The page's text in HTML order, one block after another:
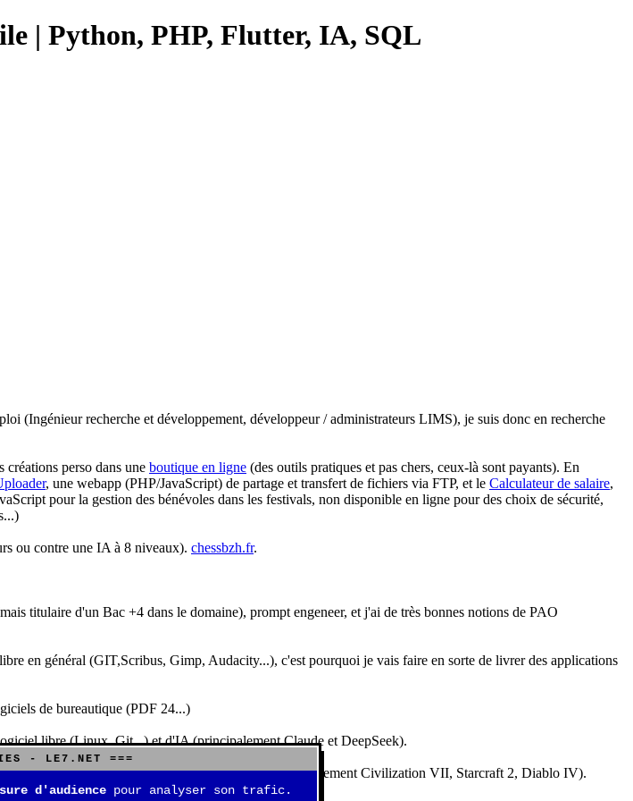
| Python, PHP, Flutter, IA, SQL
(Ingénieur recherche et développement, développeur / administrateurs LIMS), je suis donc en recherche
créations perso dans une boutique en ligne (des outils pratiques et pas chers, ceux-là sont payants). En
, une webapp (PHP/JavaScript) de partage et transfert de fichiers via FTP, et le Calculateur de salaire,
pour la gestion des bénévoles dans les festivals, non disponible en ligne pour des choix de sécurité,
ou contre une IA à 8 niveaux). chessbzh.fr.
titulaire d'un Bac +4 dans le domaine), prompt engeneer, et j'ai de très bonnes notions de PAO
en général (GIT,Scribus, Gimp, Audacity...), c'est pourquoi je vais faire en sorte de livrer des applications
de bureautique (PDF 24...)
libre (Linux, Git...) et d'IA (principalement Claude et DeepSeek).
Go, Quarto, Tock...) et aux jeux vidéos (essentiellement Civilization VII, Starcraft 2, Diablo IV).
- LE7.NET ===
d'audience pour analyser son trafic.